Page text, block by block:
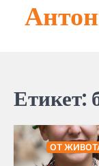
Етикет:
ОТ